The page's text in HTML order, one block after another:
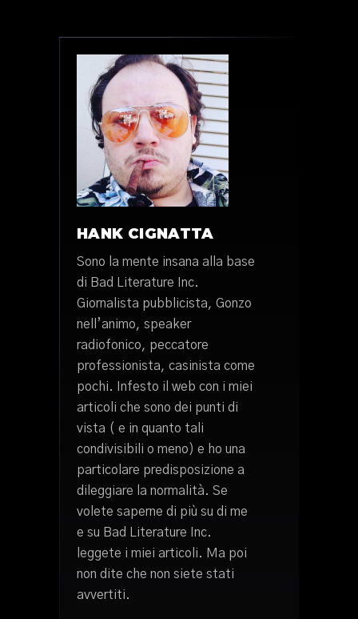
HANK CIGNATTA
Sono la mente insana alla base
di Bad Literature Inc.
Giornalista pubblicista, Gonzo
nell’animo, speaker
radiofonico, peccatore
professionista, casinista come
pochi. Infesto il web con i miei
articoli che sono dei punti di
vista ( e in quanto tali
condivisibili o meno) e ho una
particolare predisposizione a
dileggiare la normalità. Se
volete saperne di più su di me
e su Bad Literature Inc.
leggete i miei articoli. Ma poi
non dite che non siete stati
avvertiti.